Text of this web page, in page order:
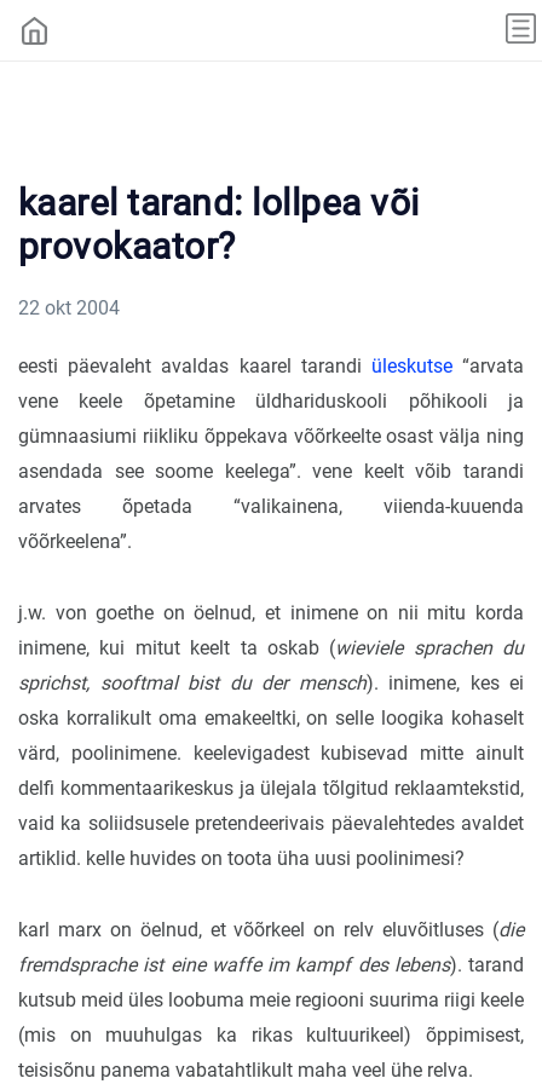
kaarel tarand: lollpea või
provokaator?
22 okt 2004
eesti päevaleht avaldas kaarel tarandi üleskutse“arvata
vene keele õpetamine üldhariduskooli põhikooli ja
gümnaasiumi riikliku õppekava võõrkeelte osast välja ning
asendada see soome keelega”. vene keelt võib tarandi
arvates õpetada “valikainena, viienda-kuuenda
võõrkeelena”.
j.w. von goethe on öelnud, et inimene on nii mitu korda
inimene, kui mitut keelt ta oskab (wieviele sprachen du
sprichst, sooftmal bist du der mensch). inimene, kes ei
oska korralikult oma emakeeltki, on selle loogika kohaselt
värd, poolinimene. keelevigadest kubisevad mitte ainult
delfi kommentaarikeskus ja ülejala tõlgitud reklaamtekstid,
vaid ka soliidsusele pretendeerivais päevalehtedes avaldet
artiklid. kelle huvides on toota üha uusi poolinimesi?
karl marx on öelnud, et võõrkeel on relv eluvõitluses (die
fremdsprache ist eine waffe im kampf des lebens). tarand
kutsub meid üles loobuma meie regiooni suurima riigi keele
(mis on muuhulgas ka rikas kultuurikeel) õppimisest,
teisisõnu panema vabatahtlikult maha veel ühe relva.